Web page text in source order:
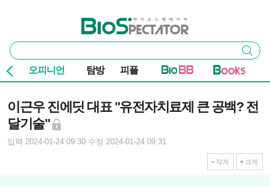
바이오스펙테이터
통
합
검
색
검색
오피니언 탐방 피플
이근우 진에딧 대표 "유전자치료제 큰 공백? 전
달기술"
입력 2024-01-24 09:30 수정 2024-01-24 09:31
작게 크게